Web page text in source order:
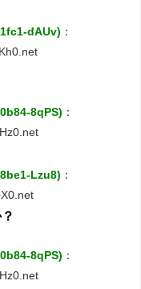
1fc1-dAUv) ：
8qPS) ：
8be1-Lzu8) ：
8qPS) ：